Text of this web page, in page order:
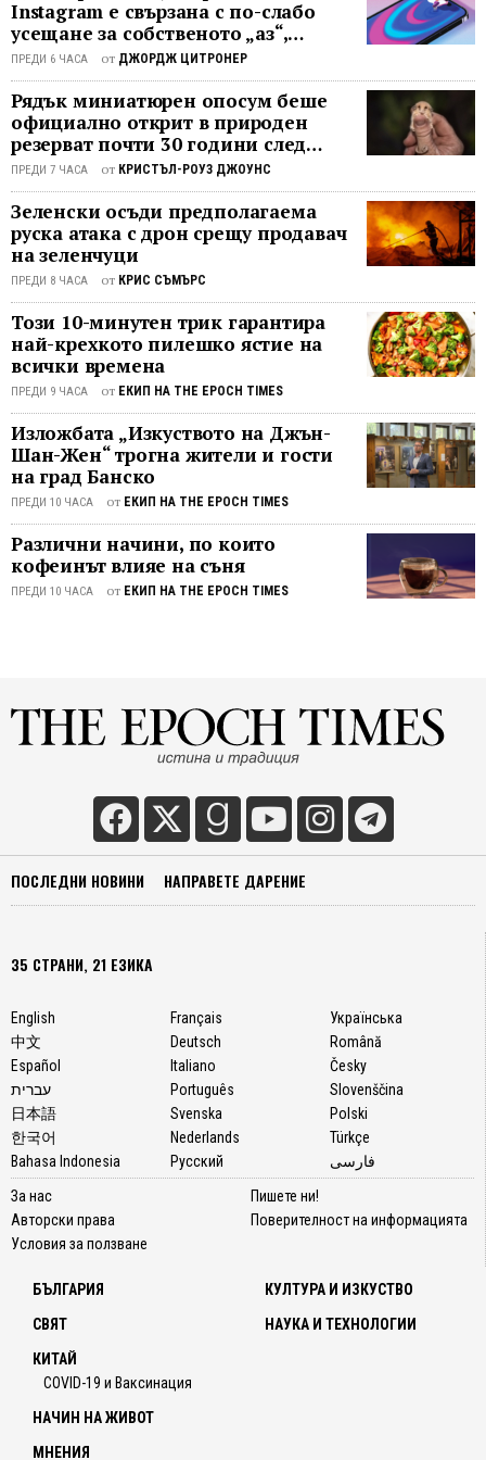
на
живота
1994
работа
на
Йорк.
При
мен
като
на
или
че
светът
малко по-неприятен. По принцип
след няколко оплаквания човек би се
почувствал известно облекчение",
пише Анджелика Рейс."Но всеки път,
когато майка ми чуеше подобен
разговор, тя нежно и естествено
намираше нещо хубаво да каже за
човека, за когото се оплаквахме",
пише Рейс. Това била невероятна
стратегия, която винаги давала
резултат, макар че като деца не им
харесвала особено." С годините ...
Instagram е свързана с по-слабо
усещане за собственото „аз“,
показва проучване
ПРЕДИ 6 ЧАСА от ДЖОРДЖ ЦИТРОНЕР
Рядък миниатюрен опосум беше
официално открит в природен
резерват почти 30 години след
последното му наблюдение
ПРЕДИ 7 ЧАСА от КРИСТЪЛ-РОУЗ ДЖОУНС
Зеленски осъди предполагаема
руска атака с дрон срещу продавач
на зеленчуци
ПРЕДИ 8 ЧАСА от КРИС СЪМЪРС
Този 10-минутен трик гарантира
най-крехкото пилешко ястие на
всички времена
ПРЕДИ 9 ЧАСА от ЕКИП НА THE EPOCH TIMES
Изложбата „Изкуството на Джън-
Шан-Жен“ трогна жители и гости
на град Банско
ПРЕДИ 10 ЧАСА от ЕКИП НА THE EPOCH TIMES
Различни начини, по които
кофеинът влияе на съня
ПРЕДИ 10 ЧАСА от ЕКИП НА THE EPOCH TIMES
ПОСЛЕДНИ НОВИНИ НАПРАВЕТЕ ДАРЕНИЕ
35 СТРАНИ, 21 ЕЗИКА
English
中文
Español
עברית
日本語
한국어
Bahasa Indonesia
Français
Deutsch
Italiano
Português
Svenska
Nederlands
Русский
Українська
Română
Česky
Slovenščina
Polski
Türkçe
فارسی
За нас
Авторски права
Условия за ползване
Пишете ни!
Поверителност на информацията
БЪЛГАРИЯ
СВЯТ
КИТАЙ
COVID-19 и Ваксинация
КУЛТУРА И ИЗКУСТВО
НАУКА И ТЕХНОЛОГИИ
НАЧИН НА ЖИВОТ
МНЕНИЯ